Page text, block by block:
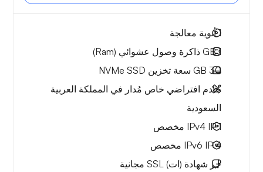
1أنوية معالجة
1 GB
ذاكرة وصول عشوائي (Ram)
30 GB
سعة تخزين NVMe SSD
خادم افتراضي خاص مُدار في المملكة العربية
السعودية
1 IPv4 IP مخصص
4 IPv6 IP مخصص
حر شهادة (ات) SSL مجانية